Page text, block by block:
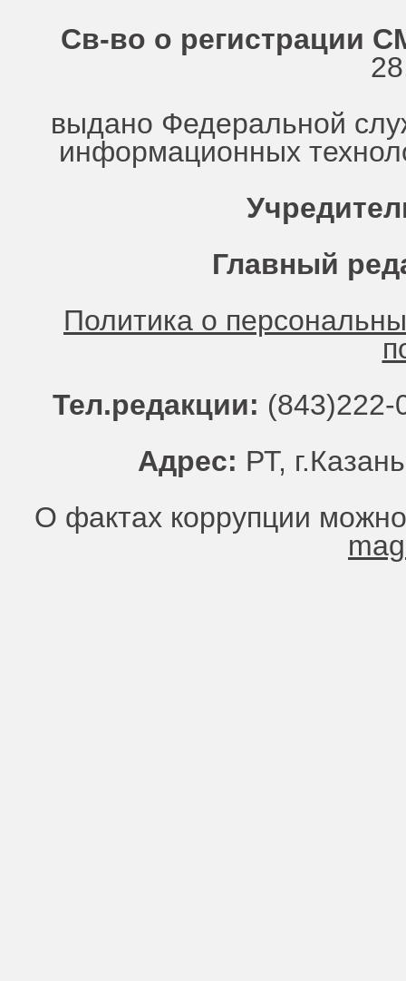
Св-во о регистрации
выдано Федеральной
информационных
Главный
Политика о
Тел.редакции:
Адрес: РТ,
О фактах коррупции